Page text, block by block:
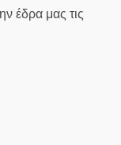
έδρα μας τις